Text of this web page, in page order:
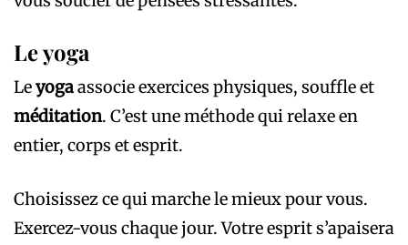
Le yoga
Leyogaassocie exercices physiques, souffle et
méditation. C’est une méthode qui relaxe en
entier, corps et esprit.
Choisissez ce qui marche le mieux pour vous.
Exercez-vous chaque jour. Votre esprit s’apaisera